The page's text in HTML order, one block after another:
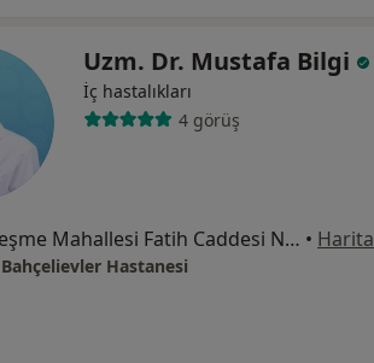
Uzm. Dr. Mustafa Bilgi
İç hastalıkları
4 görüş
Çobançeşme Mahallesi Fatih Caddesi No:1/8, Bahçelievler • Harita
Hastanesi